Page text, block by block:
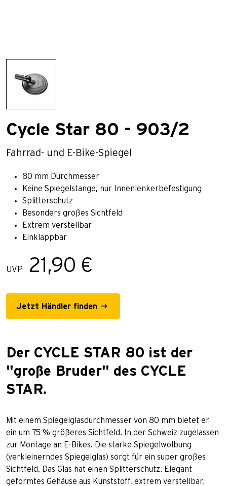
Cycle Star 80 - 903/2
Fahrrad- und E-Bike-Spiegel
80 mm Durchmesser
Keine Spiegelstange, nur Innenlenkerbefestigung
Splitterschutz
Besonders großes Sichtfeld
Extrem verstellbar
Einklappbar
UVP 21,90 €
Jetzt Händler finden
Der CYCLE STAR 80 ist der
"große Bruder" des CYCLE
STAR.
Mit einem Spiegelglasdurchmesser von 80 mm bietet er
ein um 75 % größeres Sichtfeld. In der Schweiz zugelassen
zur Montage an E-Bikes. Die starke Spiegelwölbung
(verkleinerndes Spiegelglas) sorgt für ein super großes
Sichtfeld. Das Glas hat einen Splitterschutz. Elegant
geformtes Gehäuse aus Kunststoff, extrem verstellbar,